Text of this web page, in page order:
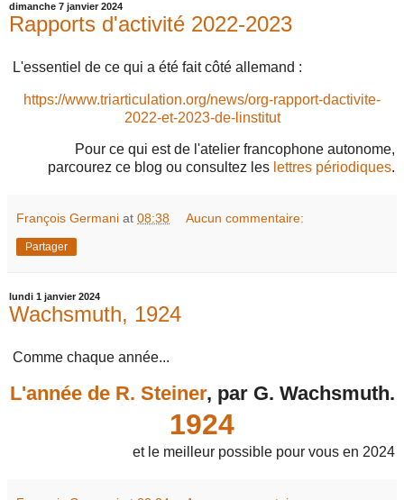
dimanche 7 janvier 2024
Rapports d'activité 2022-2023
L'essentiel de ce qui a été fait côté allemand :
https://www.triarticulation.org/news/org-rapport-dactivite-
2022-et-2023-de-linstitut
Pour ce qui est de l'atelier francophone autonome,
parcourez ce blog ou consultez les lettres périodiques.
François Germani at 08:38 Aucun commentaire:
Partager
lundi 1 janvier 2024
Wachsmuth, 1924
Comme chaque année...
L'année de R. Steiner, par G. Wachsmuth.
1924
et le meilleur possible pour vous en 2024